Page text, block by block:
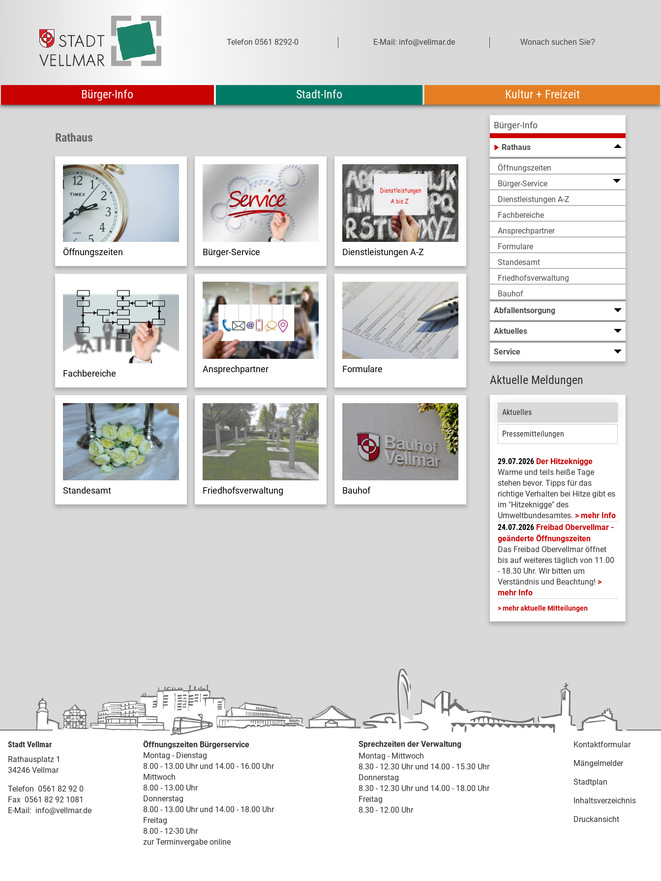
Telefon 0561 8292-0 E-Mail: info@vellmar.de
Bürger-Info Stadt-Info Kultur + Freizeit
Bürger-Info
Rathaus
Öffnungszeiten
Bürger-Service
Dienstleistungen A-Z
Fachbereiche
Ansprechpartner
Formulare
Standesamt
Friedhofsverwaltung
Bauhof
Abfallentsorgung
Aktuelles
Service
Aktuelle Meldungen
Aktuelles
Pressemitteilungen
29.07.2026 Der Hitzeknigge
Warme und teils heiße Tage
stehen bevor. Tipps für das
richtige Verhalten bei Hitze gibt es
im "Hitzeknigge" des
Umweltbundesamtes.
mehr Info
24.07.2026 Freibad Obervellmar -
geänderte Öffnungszeiten
Das Freibad Obervellmar öffnet
bis auf weiteres täglich von 11.00
- 18.30 Uhr. Wir bitten um
Verständnis und Beachtung!
mehr Info
mehr aktuelle Mitteilungen
Rathaus
Öffnungszeiten Bürger-Service Dienstleistungen A-Z
Fachbereiche Ansprechpartner Formulare
Standesamt Friedhofsverwaltung Bauhof
Stadt Vellmar
Rathausplatz 1
34246 Vellmar
Telefon 0561 82 92 0
Fax 0561 82 92 1081
E-Mail: info@vellmar.de
Öffnungszeiten Bürgerservice
Montag - Dienstag
8.00 - 13.00 Uhr und 14.00 - 16.00 Uhr
Mittwoch
8.00 - 13.00 Uhr
Donnerstag
8.00 - 13.00 Uhr und 14.00 - 18.00 Uhr
Freitag
8.00 - 12-30 Uhr
zur Terminvergabe online
Sprechzeiten der Verwaltung
Montag - Mittwoch
8.30 - 12.30 Uhr und 14.00 - 15.30 Uhr
Donnerstag
8.30 - 12.30 Uhr und 14.00 - 18.00 Uhr
Freitag
8.30 - 12.00 Uhr
Kontaktformular
Mängelmelder
Stadtplan
Inhaltsverzeichnis
Druckansicht